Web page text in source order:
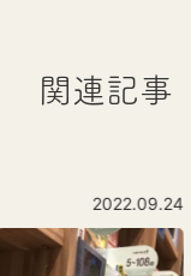
関連記事
2022.09.24